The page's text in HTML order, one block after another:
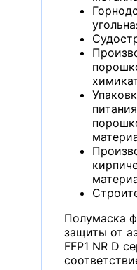
Полумаска
защиты от
FFP1 NR D